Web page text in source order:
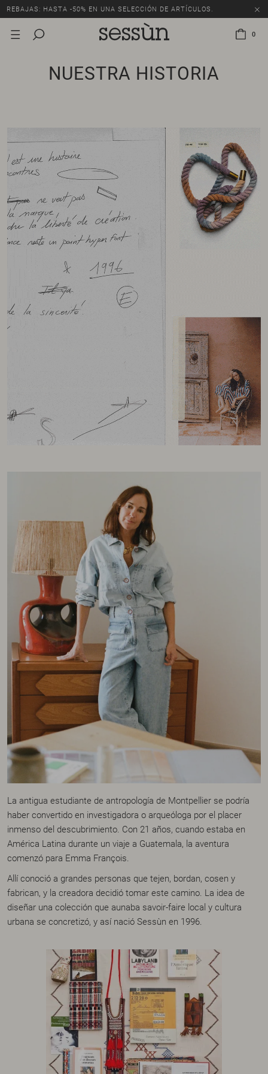
REBAJAS: HASTA -50% EN UNA SELECCIÓN DE ARTÍCULOS.
0
NUESTRA HISTORIA
La antigua estudiante de antropología de Montpellier se podría
haber convertido en investigadora o arqueóloga por el placer
inmenso del descubrimiento. Con 21 años, cuando estaba en
América Latina durante un viaje a Guatemala, la aventura
comenzó para Emma François.
Allí conoció a grandes personas que tejen, bordan, cosen y
fabrican, y la creadora decidió tomar este camino. La idea de
diseñar una colección que aunaba savoir-faire local y cultura
urbana se concretizó, y así nació Sessùn en 1996.